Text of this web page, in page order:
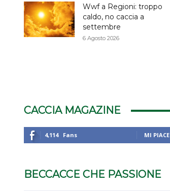
Wwf a Regioni: troppo
caldo, no caccia a
settembre
6 Agosto 2026
CACCIA MAGAZINE
4,114 Fans MI PIACE
BECCACCE CHE PASSIONE